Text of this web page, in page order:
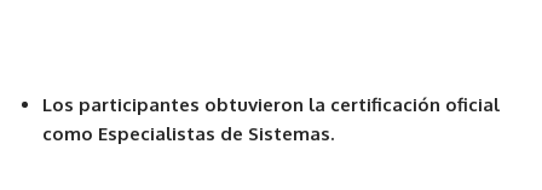
Los participantes obtuvieron la certificación oficial
como Especialistas de Sistemas.